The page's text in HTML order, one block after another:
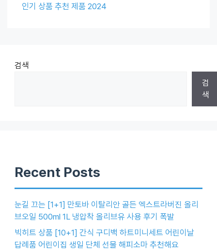
인기 상품 추천 제품 2024
검색
검
색
Recent Posts
눈길 끄는 [1+1] 만토바 이탈리안 골든 엑스트라버진 올리
브오일 500ml 1L 냉압착 올리브유 사용 후기 폭발
빅히트 상품 [10+1] 간식 구디백 하트미니세트 어린이날
답례품 어린이집 생일 단체 선물 해피소마 추천해요